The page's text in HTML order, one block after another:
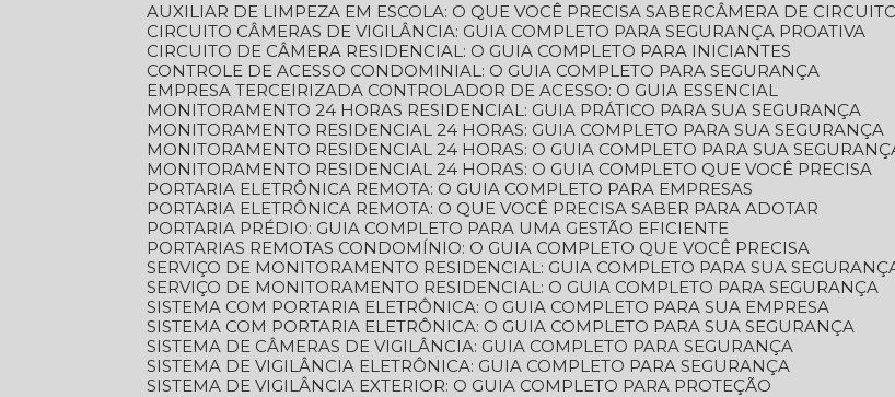
AUXILIAR DE LIMPEZA EM ESCOLA: O QUE VOCÊ PRECISA SABER
CÂMERA DE
CIRCUITO CÂMERAS DE VIGILÂNCIA: GUIA COMPLETO PARA SEGURANÇA PROATIVA
CIRCUITO DE CÂMERA RESIDENCIAL: O GUIA COMPLETO PARA INICIANTES
CONTROLE DE ACESSO CONDOMINIAL: O GUIA COMPLETO PARA SEGURANÇA
EMPRESA TERCEIRIZADA CONTROLADOR DE ACESSO: O GUIA ESSENCIAL
MONITORAMENTO 24 HORAS RESIDENCIAL: GUIA PRÁTICO PARA SUA SEGURANÇA
MONITORAMENTO RESIDENCIAL 24 HORAS: GUIA COMPLETO PARA SUA SEGURANÇA
MONITORAMENTO RESIDENCIAL 24 HORAS: O GUIA COMPLETO PARA SUA
MONITORAMENTO RESIDENCIAL 24 HORAS: O GUIA COMPLETO QUE VOCÊ PRECISA
PORTARIA ELETRÔNICA REMOTA: O GUIA COMPLETO PARA EMPRESAS
PORTARIA ELETRÔNICA REMOTA: O QUE VOCÊ PRECISA SABER PARA ADOTAR
PORTARIA PRÉDIO: GUIA COMPLETO PARA UMA GESTÃO EFICIENTE
PORTARIAS REMOTAS CONDOMÍNIO: O GUIA COMPLETO QUE VOCÊ PRECISA
SERVIÇO DE MONITORAMENTO RESIDENCIAL: GUIA COMPLETO PARA SUA
SERVIÇO DE MONITORAMENTO RESIDENCIAL: O GUIA COMPLETO PARA SEGURANÇA
SISTEMA COM PORTARIA ELETRÔNICA: O GUIA COMPLETO PARA SUA EMPRESA
SISTEMA COM PORTARIA ELETRÔNICA: O GUIA COMPLETO PARA SUA SEGURANÇA
SISTEMA DE CÂMERAS DE VIGILÂNCIA: GUIA COMPLETO PARA SEGURANÇA
SISTEMA DE VIGILÂNCIA ELETRÔNICA: GUIA COMPLETO PARA SEGURANÇA
SISTEMA DE VIGILÂNCIA EXTERIOR: O GUIA COMPLETO PARA PROTEÇÃO